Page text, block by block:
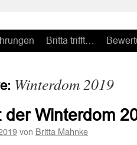
Britta trifft…
Winterdom 2019
der Winterdom
von Britta Mahnke